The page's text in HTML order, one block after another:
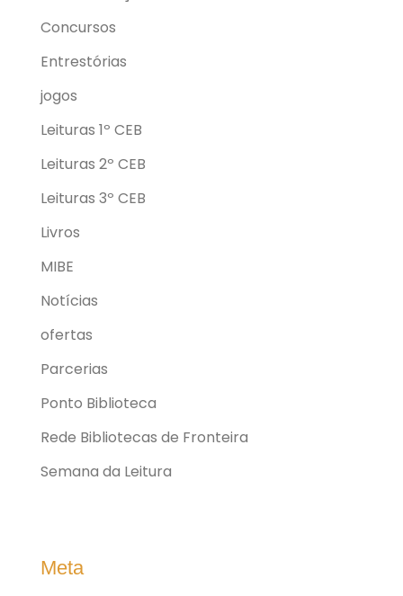
Concursos
Entrestórias
jogos
Leituras 1º CEB
Leituras 2º CEB
Leituras 3º CEB
Livros
MIBE
Notícias
ofertas
Parcerias
Ponto Biblioteca
Rede Bibliotecas de Fronteira
Semana da Leitura
Meta